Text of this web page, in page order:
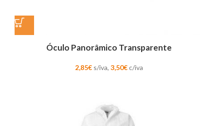
Óculo Panorâmico Transparente
2,85€ s/iva, 3,50€c/iva